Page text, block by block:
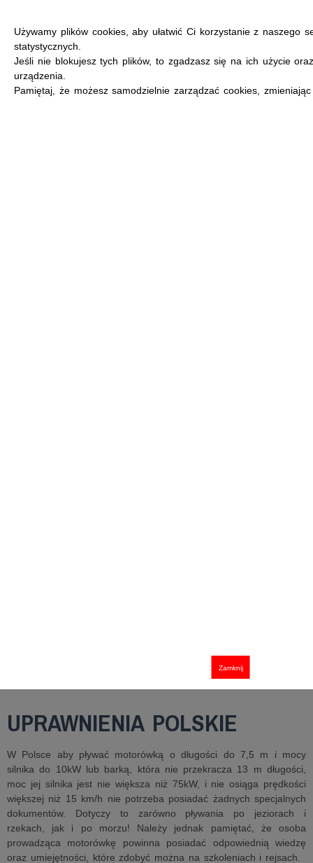
Zamknij
Używamy plików cookies, aby ułatwić Ci korzystanie z naszego
statystycznych.
Jeśli nie blokujesz tych plików, to zgadzasz się na ich użycie
urządzenia.
Pamiętaj, że możesz samodzielnie zarządzać cookies,
MENU
UPRAWNIENIA POLSKIE
W Polsce aby pływać motorówką o długości do 7,5 m i mocy
silnika do 10kW lub barką, która nie przekracza 13 m długości,
moc jej silnika jest nie większa niż 75kW, i nie osiąga prędkości
większej niż 15 km/h nie potrzeba posiadać żadnych specjalnych
dokumentów. Dotyczy to zarówno pływania po jeziorach i
rzekach, jak i po morzu! Należy jednak pamiętać, że osoba
prowadząca motorówkę powinna posiadać odpowiednią wiedzę
oraz umiejętności, które zdobyć można na szkoleniach i rejsach.